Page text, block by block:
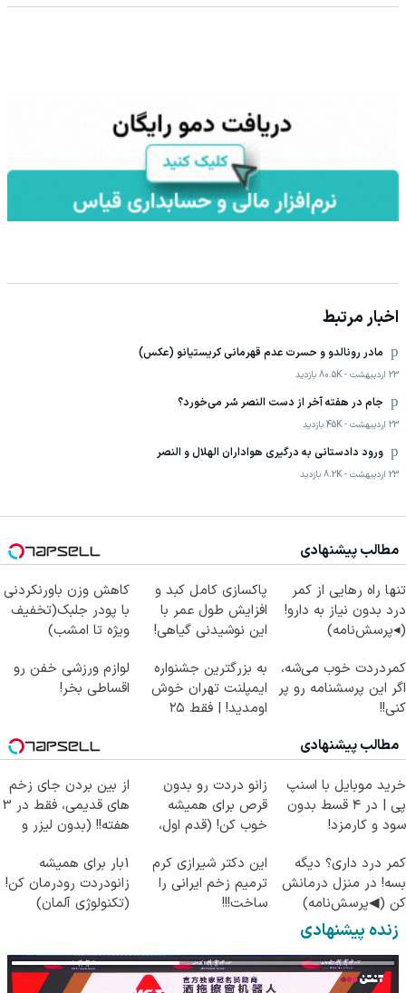
اخبار مرتبط
مادر رونالدو و حسرت عدم قهرمانی کریستیانو (عکس)
23 اردیبهشت -
80.5K بازدید
جام در هفته آخر از دست النصر سُر می‌خورد؟
23 اردیبهشت -
45K بازدید
ورود دادستانی به درگیری هواداران الهلال و النصر
23 اردیبهشت -
8.2K بازدید
مطالب پیشنهادی
تنها راه رهایی از کمر
درد بدون نیاز به دارو!
(◂پرسش‌نامه)
پاکسازی کامل کبد و
افزایش طول عمر با
این نوشیدنی گیاهی!
کاهش وزن باورنکردنی
با پودر جلبک(تخفیف
ویژه تا امشب)
کمردردت خوب می‌شه،
اگر این پرسشنامه رو پر
کنی!!
به بزرگترین جشنواره
ایمپلنت تهران خوش
اومدید! | فقط ۲۵
لوازم ورزشی خفن رو
اقساطی بخر!
مطالب پیشنهادی
خرید موبایل با اسنپ
پی | در ۴ قسط بدون
سود و کارمزد!
زانو دردت رو بدون
قرص برای همیشه
خوب کن! (قدم اول،
از بین بردن جای زخم
های قدیمی، فقط در 3
هفته!! (بدون لیزر و
کمر درد داری؟ دیگه
بسه! در منزل درمانش
کن (◀پرسش‌نامه)
این دکتر شیرازی کرم
ترمیم زخم ایرانی را
ساخت!!!
1بار برای همیشه
زانودردت رودرمان کن!
(تکنولوژی آلمان)
زنده پیشنهادی